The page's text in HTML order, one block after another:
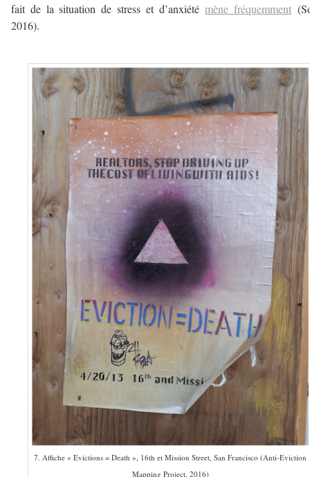
fait de la situation de stress et d’anxiétémène fréquemment
2016).
7. Affiche « Evictions = Death », 16th et Mission Street, San Francisco (Anti-Eviction
Mapping Project, 2016)